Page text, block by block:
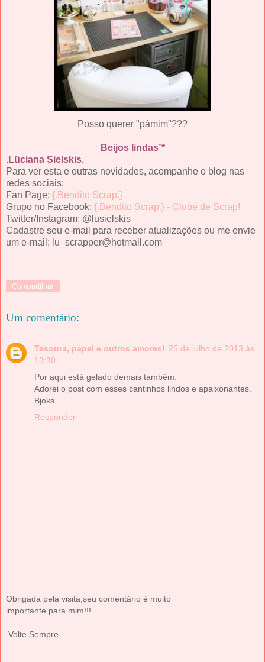
Posso querer "pámim"???
Beijos lindas¨*
.Lüciana Sielskis.
Para ver esta e outras novidades, acompanhe o blog nas
redes sociais:
Fan Page: {.Bendito Scrap.}
Grupo no Facebook: {.Bendito Scrap.} - Clube de Scrap!
Twitter/Instagram: @lusielskis
Cadastre seu e-mail para receber atualizações ou me envie
um e-mail: lu_scrapper@hotmail.com
Compartilhar
Um comentário:
Tesoura, papel e outros amores! 25 de julho de 2013 às
13:30
Por aqui está gelado demais também.
Adorei o post com esses cantinhos lindos e apaixonantes.
Bjoks
Responder
Obrigada pela visita,seu comentário é muito
importante para mim!!!
.Volte Sempre.